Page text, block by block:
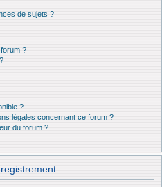
de sujets ?
?
?
légales concernant ce forum ?
du forum ?